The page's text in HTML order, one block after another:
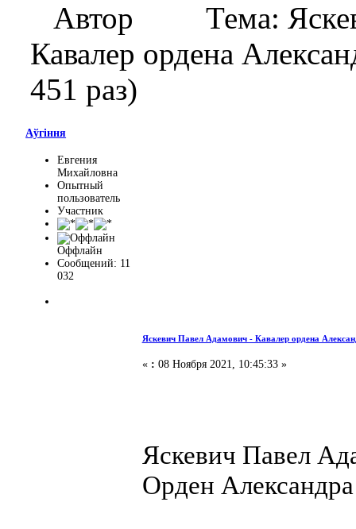
Автор
Тема:
Кавалер ордена
451 раз)
Aўгiння
Евгения
Михайловна
Опытный
пользователь
Участник
Оффлайн
Сообщений: 11
032
Яскевич Павел Адамович - Кавалер ордена
« : 08 Ноября 2021, 10:45:33 »
Яскевич Павел
Орден